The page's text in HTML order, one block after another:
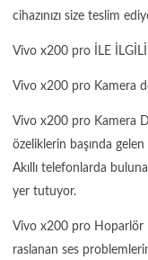
cihazınızı size teslim
Vivo x200 pro İLE
Vivo x200 pro Kamera
Vivo x200 pro Kamera
özeliklerin başında
Akıllı telefonlarda
yer tutuyor.
Vivo x200 pro Hoparlör
raslanan ses